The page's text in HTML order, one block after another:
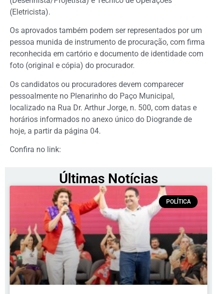
(Eletricista).
Os aprovados também podem ser representados por um
pessoa munida de instrumento de procuração, com firma
reconhecida em cartório e documento de identidade com
foto (original e cópia) do procurador.
Os candidatos ou procuradores devem comparecer
pessoalmente no Plenarinho do Paço Municipal,
localizado na Rua Dr. Arthur Jorge, n. 500, com datas e
horários informados no anexo único do Diogrande de
hoje, a partir da página 04.
Confira no link:
Últimas Notícias
POLÍTICA